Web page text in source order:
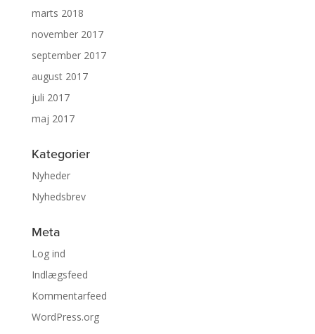
marts 2018
november 2017
september 2017
august 2017
juli 2017
maj 2017
Kategorier
Nyheder
Nyhedsbrev
Meta
Log ind
Indlægsfeed
Kommentarfeed
WordPress.org